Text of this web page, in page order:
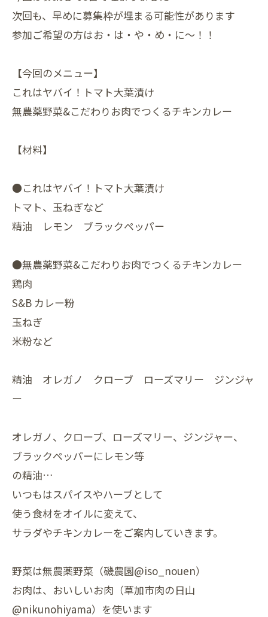
次回も、早めに募集枠が埋まる可能性があります
参加ご希望の方はお・は・や・め・に～！！
【今回のメニュー】
これはヤバイ！トマト大葉漬け
無農薬野菜&こだわりお肉でつくるチキンカレー
【材料】
●これはヤバイ！トマト大葉漬け
トマト、玉ねぎなど
精油 レモン ブラックペッパー
●無農薬野菜&こだわりお肉でつくるチキンカレー
鶏肉
S&B カレー粉
玉ねぎ
米粉など
精油 オレガノ クローブ ローズマリー ジンジャ
ー
オレガノ、クローブ、ローズマリー、ジンジャー、
ブラックペッパーにレモン等
の精油…
いつもはスパイスやハーブとして
使う食材をオイルに変えて、
サラダやチキンカレーをご案内していきます。
野菜は無農薬野菜（磯農園@iso_nouen）
お肉は、おいしいお肉（草加市肉の日山
@nikunohiyama）を使います